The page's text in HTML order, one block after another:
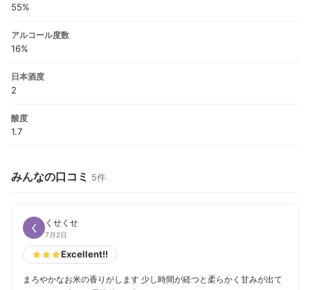
55%
アルコール度数
16%
日本酒度
2
酸度
1.7
みんなの口コミ 5件
く くせくせ
7月2日
Excellent!!
まろやかなお米の香りがします 少し時間が経つと柔らかく甘みが出て